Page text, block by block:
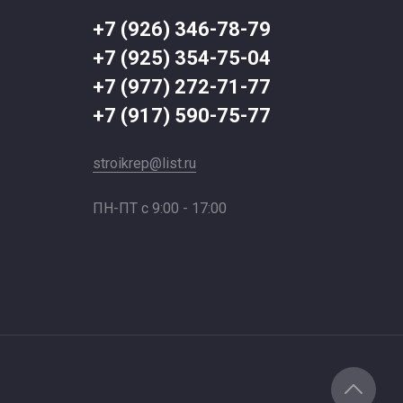
+7 (926) 346-78-79
+7 (925) 354-75-04
+7 (977) 272-71-77
+7 (917) 590-75-77
stroikrep@list.ru
ПН-ПТ с 9:00 - 17:00